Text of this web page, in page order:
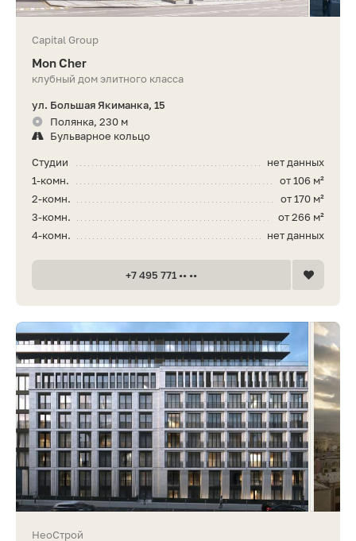
Capital Group
Mon Cher
клубный дом элитного класса
ул. Большая Якиманка, 15
Полянка, 230 м
Бульварное кольцо
нет данных
Студии
от 106 м²
1-комн.
от 170 м²
2-комн.
от 266 м²
3-комн.
нет данных
4-комн.
+7 495 771 •• ••
НеоСтрой